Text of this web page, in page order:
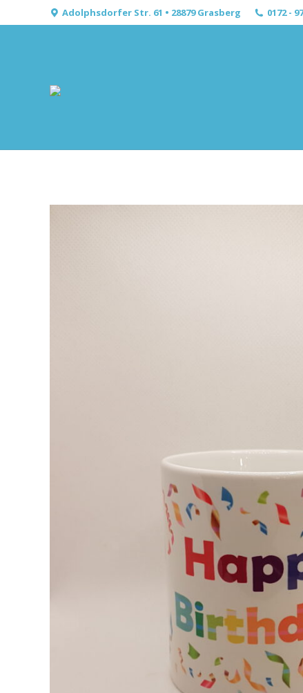
Adolphsdorfer Str. 61 • 28879 Grasberg 0172 -